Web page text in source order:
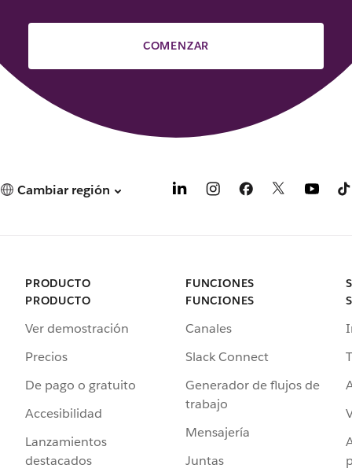
COMENZAR
Cambiar región
PRODUCTO
PRODUCTO
Ver demostración
Precios
De pago o gratuito
Accesibilidad
Lanzamientos
destacados
FUNCIONES
FUNCIONES
Canales
Slack Connect
Generador de flujos de
trabajo
Mensajería
Juntas